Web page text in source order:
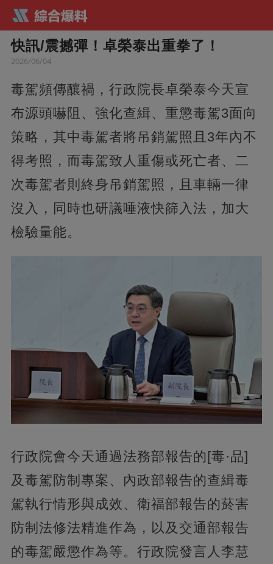
快訊/震撼彈！卓榮泰出重拳了！
2026/06/04
毒駕頻傳釀禍，行政院長卓榮泰今天宣
布源頭嚇阻、強化查緝、重懲毒駕3面向
策略，其中毒駕者將吊銷駕照且3年內不
得考照，而毒駕致人重傷或死亡者、二
次毒駕者則終身吊銷駕照，且車輛一律
沒入，同時也研議唾液快篩入法，加大
檢驗量能。
行政院會今天通過法務部報告的[毒·品]
及毒駕防制專案、內政部報告的查緝毒
駕執行情形與成效、衛福部報告的菸害
防制法修法精進作為，以及交通部報告
的毒駕嚴懲作為等。行政院發言人李慧